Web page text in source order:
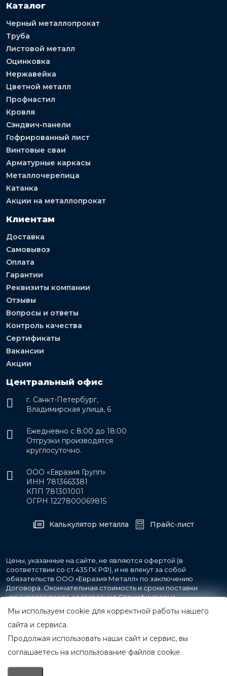
Каталог
Черный металлопрокат
Труба
Листовой металл
Оцинковка
Нержавейка
Цветной металл
Профнастил
Кровля
Сэндвич-панели
Гофрированный лист
Винтовые сваи
Арматурные каркасы
Металлочерепица
Катанка
Акции на металлопрокат
Клиентам
Доставка
Самовывоз
Оплата
Гарантии
Реквизиты компании
Отзывы
Вопросы и ответы
Контроль качества
Сертификаты
Вакансии
Акции
Центральный офис
г. Санкт-Петербург,
Владимирская улица, 6
Ежедневно с 8:00 до 18:00
Отгрузки производятся
круглосуточно.
ООО «Евразия Групп»
ИНН 7813663381
КПП 781301001
ОГРН 1227800069815
Калькулятор металла Прайс-лист
Цены, указанные на сайте, не являются офертой (в
соответствии со ст.435 ГК РФ), и не влекут за собой
обязательств ООО «Евразия Металл» по заключению
Договора. Окончательная стоимость и сроки поставки
уточняются после составления Спецификации и
фиксируются в Счете на оплату, а также Спецификации на
поставку товара.
© 2007-2026 Все права защищены.
ООО «Евразия Металл»
Мы используем cookie для корректной работы нашего
сайта и сервиса.
Продолжая использовать наши сайт и сервис, вы
соглашаетесь на использование файлов cookie.